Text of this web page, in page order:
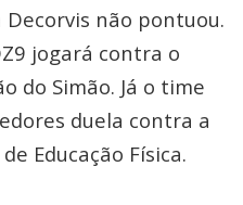
não pontuou.
jogará contra o
do Simão. Já o time
duela contra a
Educação Física.